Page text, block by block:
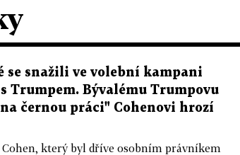
se snažili ve volební kampani
Trumpem. Bývalému Trumpovu
černou práci" Cohenovi hrozí
který byl dříve osobním právníkem